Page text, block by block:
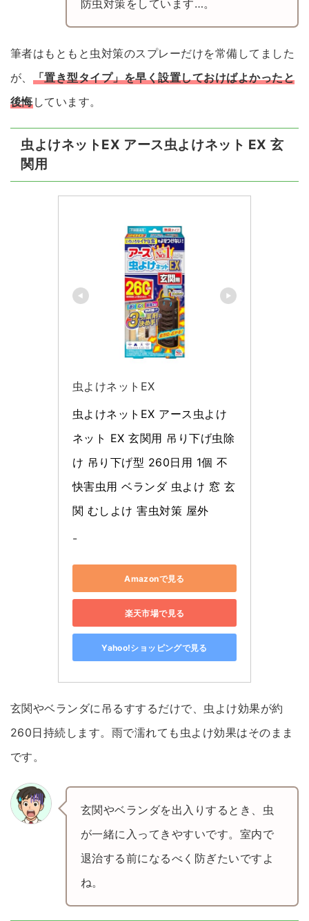
防虫対策をしています…。
筆者はもともと虫対策のスプレーだけを常備してました
が、 「置き型タイプ」を早く設置しておけばよかったと
後悔しています。
虫よけネットEX アース虫よけネット EX 玄
関用
虫よけネットEX
虫よけネットEX アース虫よけ
ネット EX 玄関用 吊り下げ虫除
け 吊り下げ型 260日用 1個 不
快害虫用 ベランダ 虫よけ 窓 玄
関 むしよけ 害虫対策 屋外
-
Amazonで見る
楽天市場で見る
Yahoo!ショッピングで見る
玄関やベランダに吊るすするだけで、虫よけ効果が約
260日持続します。雨で濡れても虫よけ効果はそのまま
です。
玄関やベランダを出入りするとき、虫
が一緒に入ってきやすいです。室内で
退治する前になるべく防ぎたいですよ
ね。